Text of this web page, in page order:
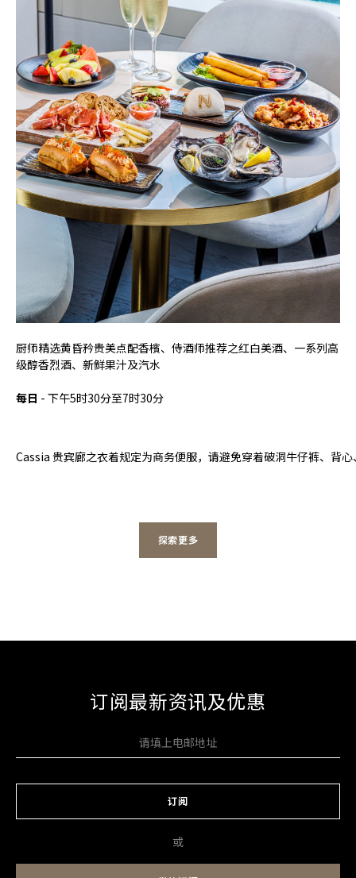
厨师精选黄昏矜贵美点配香檳、侍酒师推荐之红白美酒、一系列高
级醇香烈酒、新鲜果汁及汽水
每日 - 下午5时30分至7时30分
Cassia 贵宾廊之衣着规定为商务便服，请避免穿着破洞牛仔裤、背
探索更多
订阅最新资讯及优惠
订阅
或